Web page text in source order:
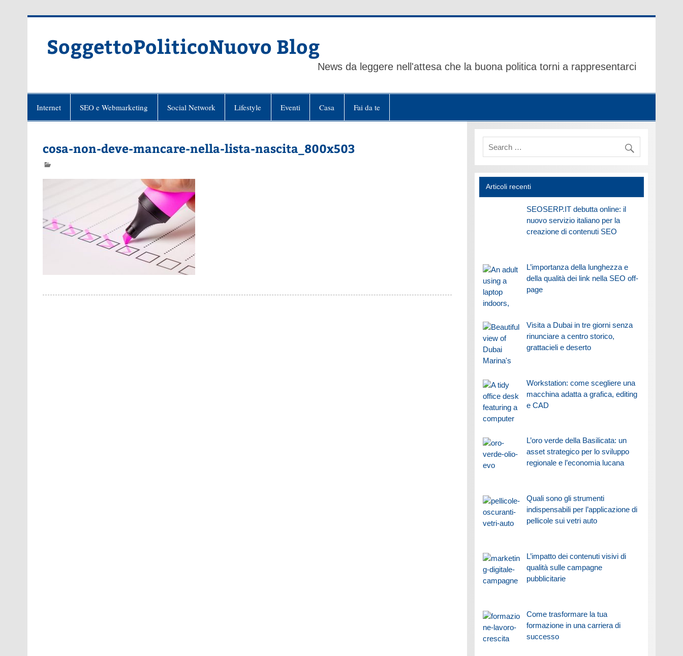
SoggettoPoliticoNuovo Blog
News da leggere nell'attesa che la buona politica torni a rappresentarci
Internet SEO e Webmarketing Social Network Lifestyle Eventi Casa Fai da te
cosa-non-deve-mancare-nella-lista-nascita_800x503
Articoli recenti
SEOSERP.IT debutta online: il
nuovo servizio italiano per la
creazione di contenuti SEO
L’importanza della lunghezza e
della qualità dei link nella SEO off-
page
Visita a Dubai in tre giorni senza
rinunciare a centro storico,
grattacieli e deserto
Workstation: come scegliere una
macchina adatta a grafica, editing
e CAD
L’oro verde della Basilicata: un
asset strategico per lo sviluppo
regionale e l’economia lucana
Quali sono gli strumenti
indispensabili per l’applicazione di
pellicole sui vetri auto
L’impatto dei contenuti visivi di
qualità sulle campagne
pubblicitarie
Come trasformare la tua
formazione in una carriera di
successo